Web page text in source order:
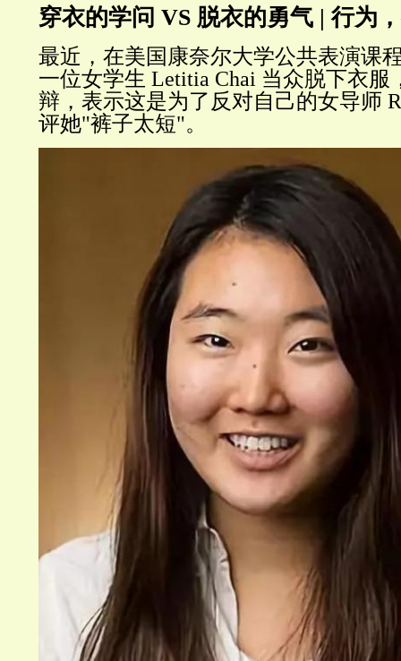
穿衣的学问 VS 脱衣的勇气 | 行为
最近，在美国康奈尔大学公共表演课
一位女学生 Letitia Chai 当众脱下衣服
辩，表示这是为了反对自己的女导师
评她"裤子太短"。